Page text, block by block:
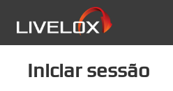
Iniciar sessão